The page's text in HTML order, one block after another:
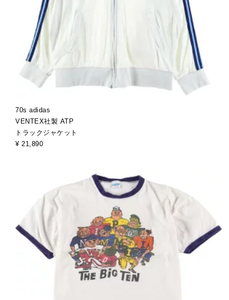
70s adidas
VENTEX社製 ATP
トラックジャケット
¥ 21,890